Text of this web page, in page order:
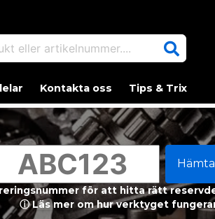
artikelnummer....
Kontakta oss Tips & Trix
för att hitta rätt
ⓘ Läs mer om hur verktyget